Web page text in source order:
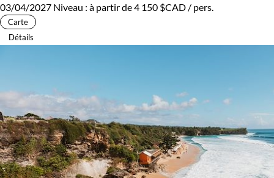
03/04/2027 Niveau : à partir de4 150 $CAD / pers.
Carte
Détails